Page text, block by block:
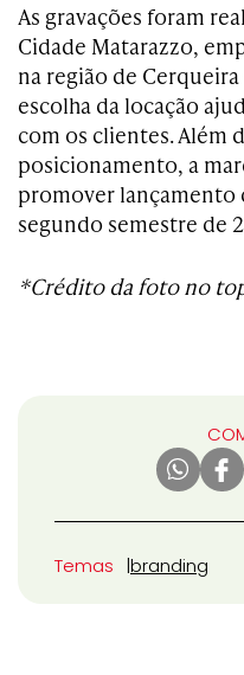
As gravações foram
Cidade Matarazzo,
na região de Cerqueira
escolha da locação
com os clientes. Além
posicionamento, a
promover
segundo semestre de
*Crédito da foto no
Temas branding